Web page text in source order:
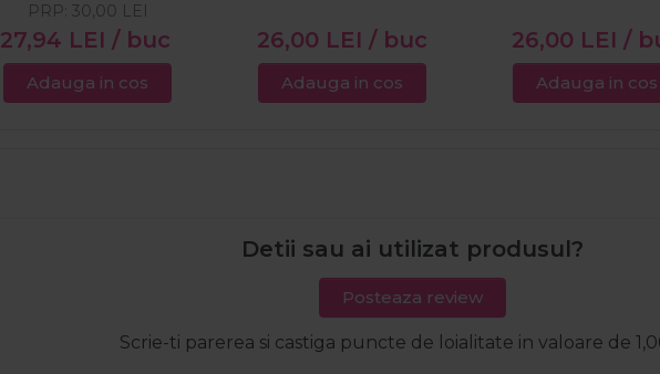
27,94 LEI / buc
PRP: 30,00 LEI
Adauga in cos
26,00 LEI / buc
Adauga in cos
26,00 LEI /
Adauga in cos
Detii sau ai utilizat produsul?
Posteaza review
Scrie-ti parerea si castiga puncte de loialitate in valoare de